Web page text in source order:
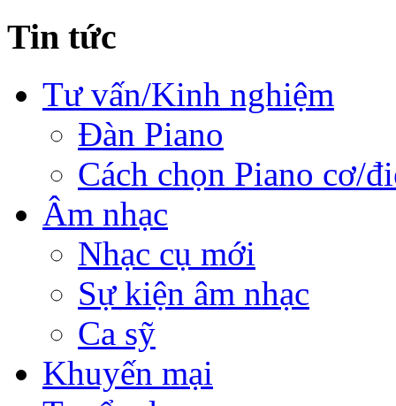
Tin tức
Tư vấn/Kinh nghiệm
Đàn Piano
Cách chọn Piano cơ/
Âm nhạc
Nhạc cụ mới
Sự kiện âm nhạc
Ca sỹ
Khuyến mại